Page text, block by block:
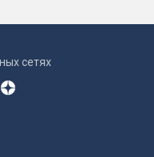
сетях